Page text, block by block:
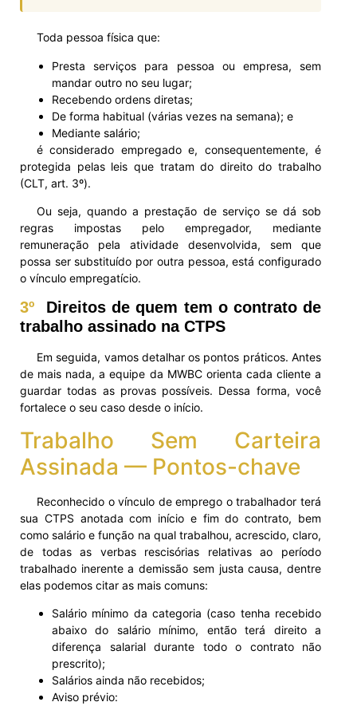
Toda pessoa física que:
Presta serviços para pessoa ou empresa, sem
mandar outro no seu lugar;
Recebendo ordens diretas;
De forma habitual (várias vezes na semana); e
Mediante salário;
é considerado empregado e, consequentemente, é
protegida pelas leis que tratam do direito do trabalho
(CLT, art. 3º).
Ou seja, quando a prestação de serviço se dá sob
regras impostas pelo empregador, mediante
remuneração pela atividade desenvolvida, sem que
possa ser substituído por outra pessoa, está configurado
o vínculo empregatício.
3º
Direitos de quem tem o contrato de
trabalho assinado na CTPS
Em seguida, vamos detalhar os pontos práticos. Antes
de mais nada, a equipe da MWBC orienta cada cliente a
guardar todas as provas possíveis. Dessa forma, você
fortalece o seu caso desde o início.
Trabalho Sem Carteira
Assinada — Pontos-chave
Reconhecido o vínculo de emprego o trabalhador terá
sua CTPS anotada com início e fim do contrato, bem
como salário e função na qual trabalhou, acrescido, claro,
de todas as verbas rescisórias relativas ao período
trabalhado inerente a demissão sem justa causa, dentre
elas podemos citar as mais comuns:
Salário mínimo da categoria (caso tenha recebido
abaixo do salário mínimo, então terá direito a
diferença salarial durante todo o contrato não
prescrito);
Salários ainda não recebidos;
Aviso prévio: